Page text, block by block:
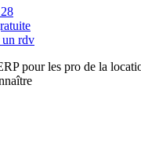
un rdv
pour les pro de la